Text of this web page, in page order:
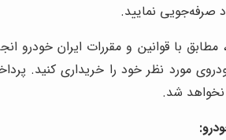
صرفه‌جویی نمایید.
، مطابق با قوانین و مقررات ایران خودرو
مورد نظر خود را خریداری کنید.
نخواهد شد.